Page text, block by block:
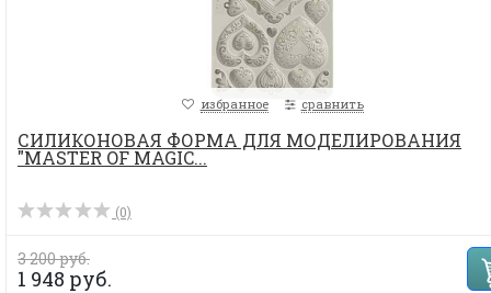
избранное сравнить
СИЛИКОНОВАЯ ФОРМА ДЛЯ МОДЕЛИРОВАНИЯ
"MASTER OF MAGIC...
(0)
3 200 руб.
1 948 руб.